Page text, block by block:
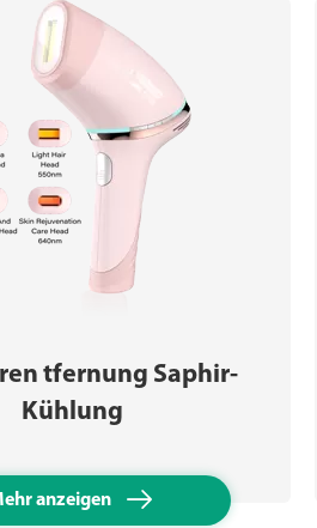
tfernung Saphir-
Kühlung
anzeigen 